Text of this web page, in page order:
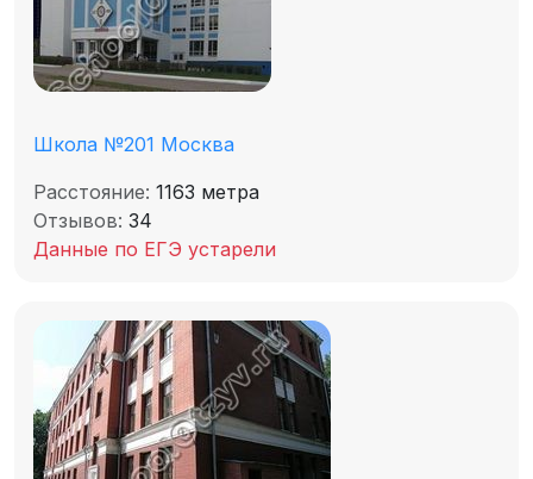
Школа №201 Москва
Расстояние: 1163 метра
Отзывов: 34
Данные по ЕГЭ устарели